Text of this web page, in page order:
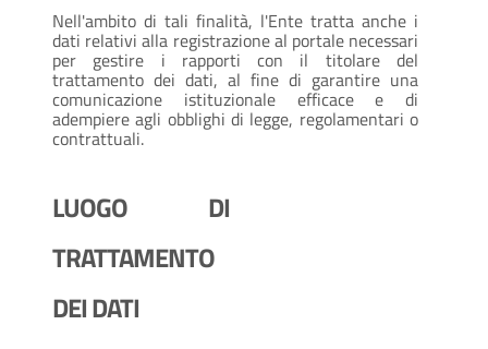
Nell'ambito di tali finalità, l'Ente tratta anche i
dati relativi alla registrazione al portale necessari
per gestire i rapporti con il titolare del
trattamento dei dati, al fine di garantire una
comunicazione istituzionale efficace e di
adempiere agli obblighi di legge, regolamentari o
contrattuali.
LUOGO DI
TRATTAMENTO
DEI DATI